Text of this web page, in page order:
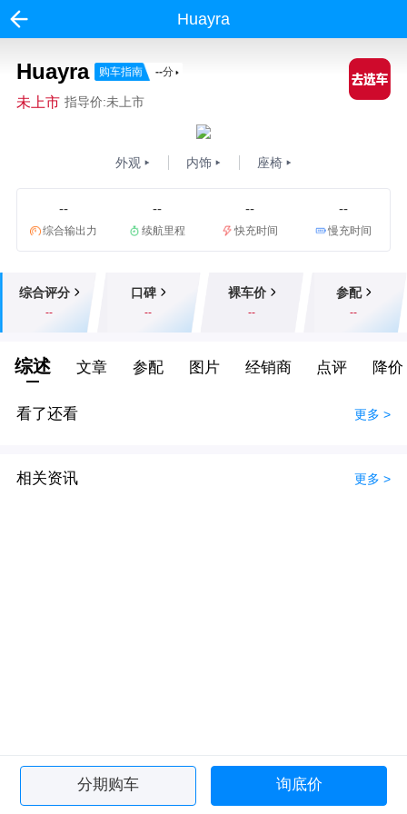
Huayra
Huayra 购车指南 --分
未上市 指导价:未上市
外观 内饰 座椅
--
综合输出力
--
续航里程
--
快充时间
--
慢充时间
综合评分
--
口碑
--
裸车价
--
参配
--
综述 文章 参配 图片 经销商 点评 降价
看了还看 更多 >
相关资讯 更多 >
分期购车 询底价